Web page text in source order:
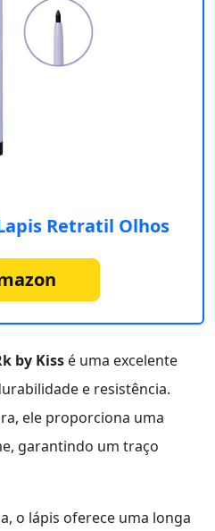
Retratil Olhos
by Kiss é uma excelente
e resistência.
ele proporciona uma
garantindo um traço
o lápis oferece uma longa